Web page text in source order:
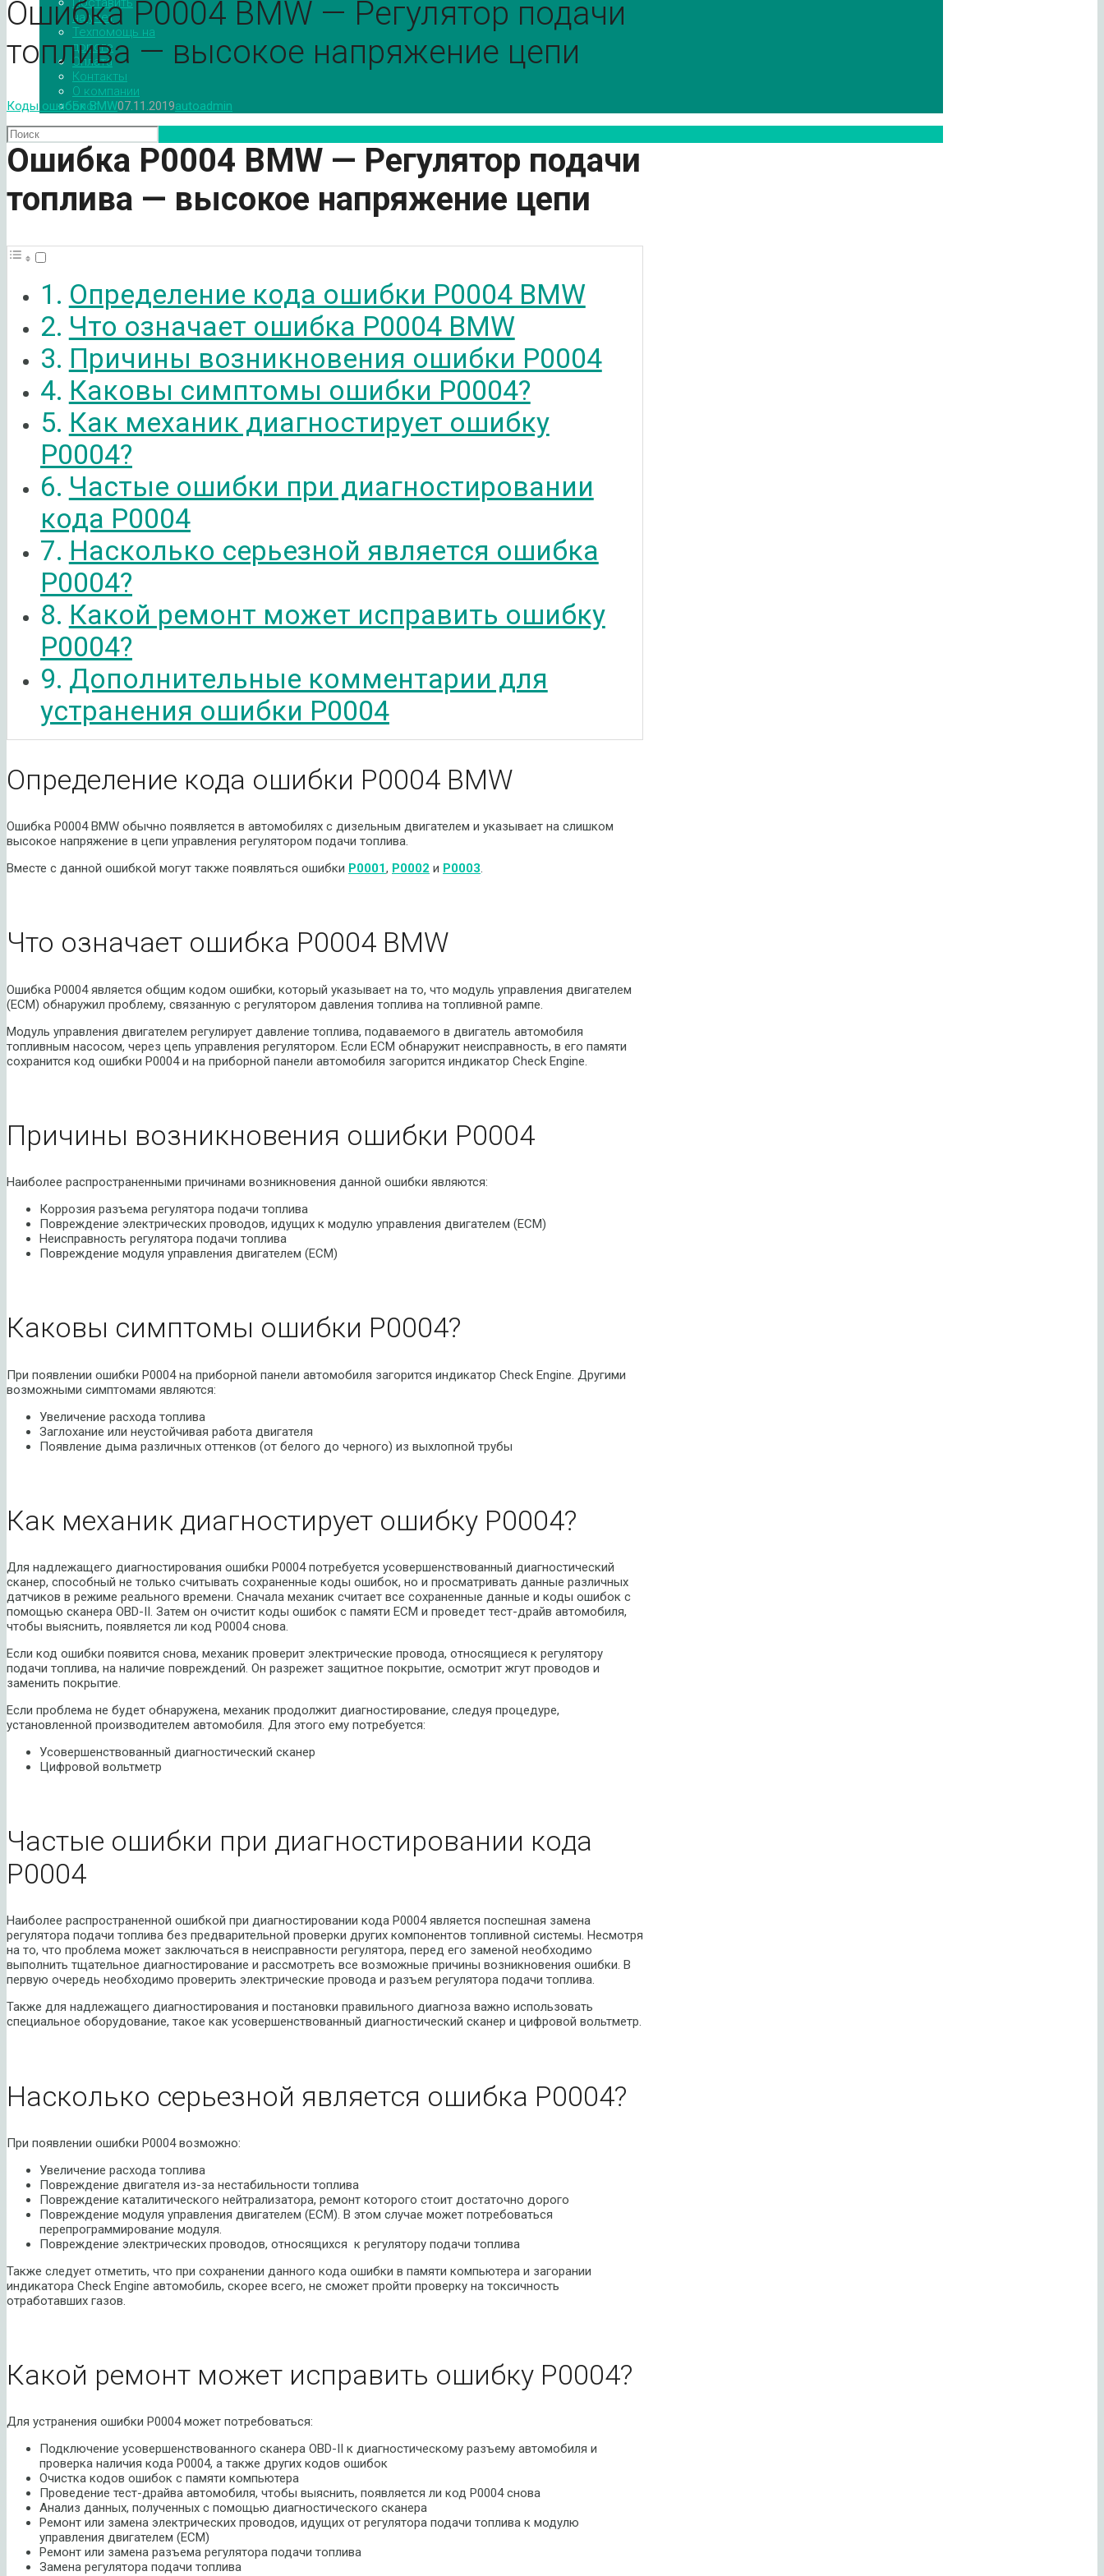
на учет
Техпомощь на
дороге
Оплата
Контакты
О компании
Блог
Ошибка P0004 BMW — Регулятор подачи
топлива — высокое напряжение цепи
Коды ошибок BMW07.11.2019autoadmin
Ошибка P0004 BMW — Регулятор подачи
топлива — высокое напряжение цепи
Определение кода ошибки P0004 BMW
Что означает ошибка P0004 BMW
Причины возникновения ошибки P0004
Каковы симптомы ошибки P0004?
Как механик диагностирует ошибку
P0004?
Частые ошибки при диагностировании
кода P0004
Насколько серьезной является ошибка
P0004?
Какой ремонт может исправить ошибку
P0004?
Дополнительные комментарии для
устранения ошибки P0004
Определение кода ошибки P0004 BMW
Ошибка P0004 BMW обычно появляется в автомобилях с дизельным двигателем и указывает на слишком
высокое напряжение в цепи управления регулятором подачи топлива.
Вместе с данной ошибкой могут также появляться ошибки P0001, P0002 и P0003.
Что означает ошибка P0004 BMW
Ошибка P0004 является общим кодом ошибки, который указывает на то, что модуль управления двигателем
(ECM) обнаружил проблему, связанную с регулятором давления топлива на топливной рампе.
Модуль управления двигателем регулирует давление топлива, подаваемого в двигатель автомобиля
топливным насосом, через цепь управления регулятором. Если ECM обнаружит неисправность, в его памяти
сохранится код ошибки P0004 и на приборной панели автомобиля загорится индикатор Check Engine.
Причины возникновения ошибки P0004
Наиболее распространенными причинами возникновения данной ошибки являются:
Коррозия разъема регулятора подачи топлива
Повреждение электрических проводов, идущих к модулю управления двигателем (ECM)
Неисправность регулятора подачи топлива
Повреждение модуля управления двигателем (ECM)
Каковы симптомы ошибки P0004?
При появлении ошибки P0004 на приборной панели автомобиля загорится индикатор Check Engine. Другими
возможными симптомами являются:
Увеличение расхода топлива
Заглохание или неустойчивая работа двигателя
Появление дыма различных оттенков (от белого до черного) из выхлопной трубы
Как механик диагностирует ошибку P0004?
Для надлежащего диагностирования ошибки P0004 потребуется усовершенствованный диагностический
сканер, способный не только считывать сохраненные коды ошибок, но и просматривать данные различных
датчиков в режиме реального времени. Сначала механик считает все сохраненные данные и коды ошибок с
помощью сканера OBD-II. Затем он очистит коды ошибок с памяти ECM и проведет тест-драйв автомобиля,
чтобы выяснить, появляется ли код P0004 снова.
Если код ошибки появится снова, механик проверит электрические провода, относящиеся к регулятору
подачи топлива, на наличие повреждений. Он разрежет защитное покрытие, осмотрит жгут проводов и
заменить покрытие.
Если проблема не будет обнаружена, механик продолжит диагностирование, следуя процедуре,
установленной производителем автомобиля. Для этого ему потребуется:
Усовершенствованный диагностический сканер
Цифровой вольтметр
Частые ошибки при диагностировании кода
P0004
Наиболее распространенной ошибкой при диагностировании кода P0004 является поспешная замена
регулятора подачи топлива без предварительной проверки других компонентов топливной системы. Несмотря
на то, что проблема может заключаться в неисправности регулятора, перед его заменой необходимо
выполнить тщательное диагностирование и рассмотреть все возможные причины возникновения ошибки. В
первую очередь необходимо проверить электрические провода и разъем регулятора подачи топлива.
Также для надлежащего диагностирования и постановки правильного диагноза важно использовать
специальное оборудование, такое как усовершенствованный диагностический сканер и цифровой вольтметр.
Насколько серьезной является ошибка P0004?
При появлении ошибки P0004 возможно:
Увеличение расхода топлива
Повреждение двигателя из-за нестабильности топлива
Повреждение каталитического нейтрализатора, ремонт которого стоит достаточно дорого
Повреждение модуля управления двигателем (ECM). В этом случае может потребоваться
перепрограммирование модуля.
Повреждение электрических проводов, относящихся к регулятору подачи топлива
Также следует отметить, что при сохранении данного кода ошибки в памяти компьютера и загорании
индикатора Check Engine автомобиль, скорее всего, не сможет пройти проверку на токсичность
отработавших газов.
Какой ремонт может исправить ошибку P0004?
Для устранения ошибки P0004 может потребоваться:
Подключение усовершенствованного сканера OBD-II к диагностическому разъему автомобиля и
проверка наличия кода P0004, а также других кодов ошибок
Очистка кодов ошибок с памяти компьютера
Проведение тест-драйва автомобиля, чтобы выяснить, появляется ли код P0004 снова
Анализ данных, полученных с помощью диагностического сканера
Ремонт или замена электрических проводов, идущих от регулятора подачи топлива к модулю
управления двигателем (ECM)
Ремонт или замена разъема регулятора подачи топлива
Замена регулятора подачи топлива